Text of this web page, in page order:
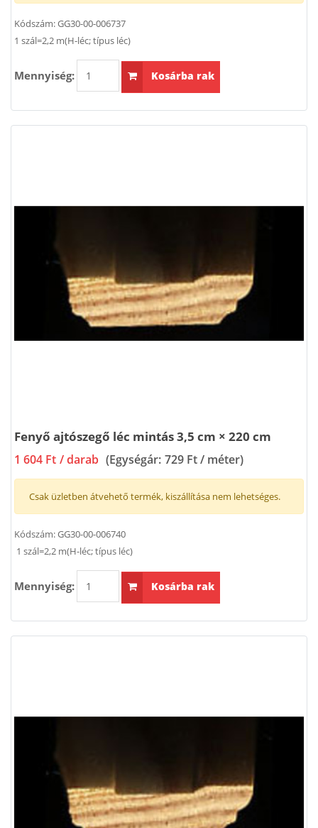
Kódszám:GG30-00-006737
1 szál=2,2 m(H-léc; típus léc)
Mennyiség: Kosárba rak
Fenyő ajtószegő léc mintás 3,5 cm × 220 cm
1 604 Ft / darab (Egységár: 729 Ft / méter)
Csak üzletben átvehető termék, kiszállítása nem lehetséges.
Kódszám:GG30-00-006740
1 szál=2,2 m(H-léc; típus léc)
Mennyiség: Kosárba rak